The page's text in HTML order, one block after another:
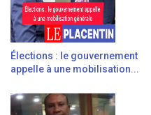
Élections : le gouvernement
appelle à une mobilisation...